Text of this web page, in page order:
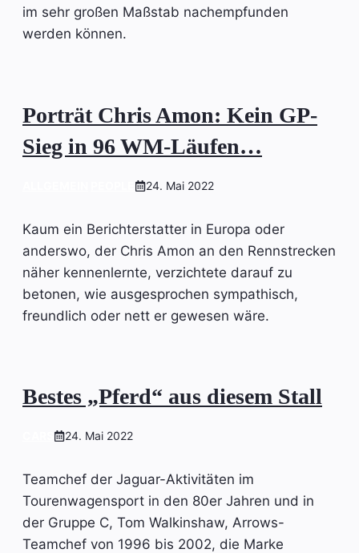
im sehr großen Maßstab nachempfunden
werden können.
Porträt Chris Amon: Kein GP-
Sieg in 96 WM-Läufen…
24. Mai 2022
Kaum ein Berichterstatter in Europa oder
anderswo, der Chris Amon an den Rennstrecken
näher kennenlernte, verzichtete darauf zu
betonen, wie ausgesprochen sympathisch,
freundlich oder nett er gewesen wäre.
Bestes „Pferd“ aus diesem Stall
24. Mai 2022
Teamchef der Jaguar-Aktivitäten im
Tourenwagensport in den 80er Jahren und in
der Gruppe C, Tom Walkinshaw, Arrows-
Teamchef von 1996 bis 2002, die Marke